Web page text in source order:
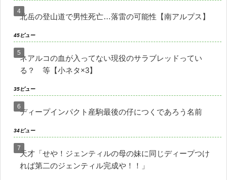
北岳の登山道で男性死亡…落雷の可能性【南アルプス】
45ビュー
ネアルコの血が入ってない現役のサラブレッドってい
る？ 等【小ネタ×3】
35ビュー
ディープインパクト産駒最後の仔につくであろう名前
34ビュー
天才「せや！ジェンティルの母の妹に同じディープつけ
れば第二のジェンティル完成や！！」